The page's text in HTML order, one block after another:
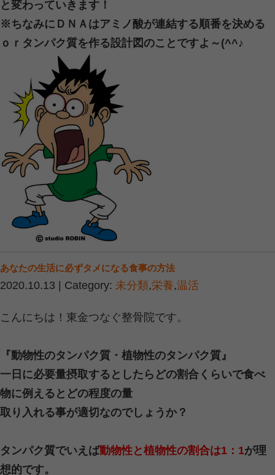
■ 今すぐできる腰痛対策
正しい姿勢を意識する
背筋を伸ばして座り、足の裏を床に
腰や脚を軽く伸ばすだけでも、血流
寝具の見直し
す。
腰回りの筋肉を鍛える
プランクや体幹トレーニングで腰の
す。